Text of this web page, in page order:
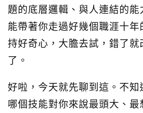
題的底層邏輯、與人連結的能
能帶著你走過好幾個職涯十
持好奇心，大膽去試，錯了就
了。
好啦，今天就先聊到這。不知
哪個技能對你來說最頭大、最